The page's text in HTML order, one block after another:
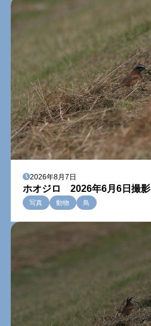
2026年8月7日
ホオジロ 2026年6月6日撮影
写真 動物 鳥